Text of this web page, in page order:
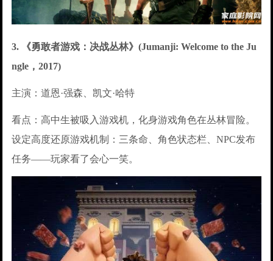
3. 《勇敢者游戏：决战丛林》(Jumanji: Welcome to the Ju
ngle，2017)
主演：道恩·强森、凯文·哈特
看点：高中生被吸入游戏机，化身游戏角色在丛林冒险。
设定高度还原游戏机制：三条命、角色状态栏、NPC发布
任务——玩家看了会心一笑。